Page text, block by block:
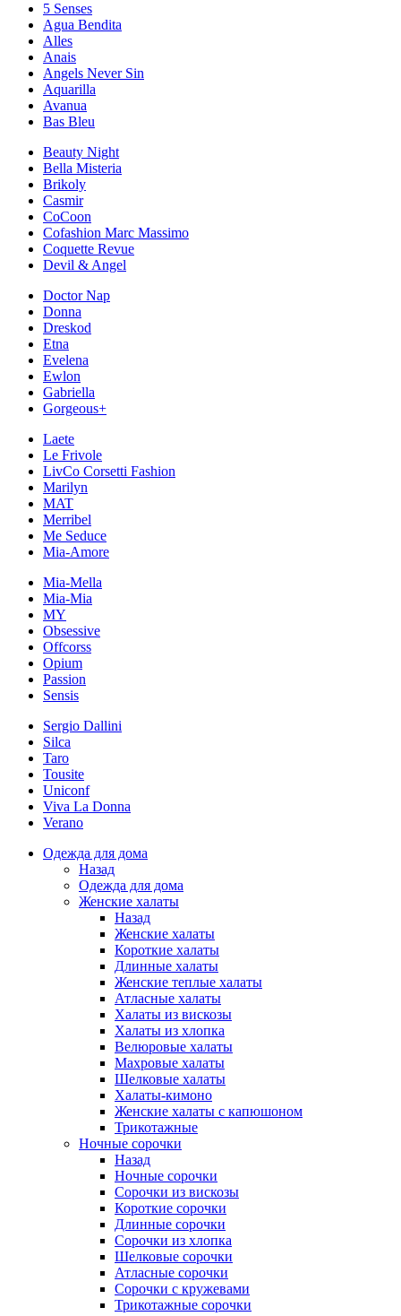
5 Senses
Agua Bendita
Alles
Anais
Angels Never Sin
Aquarilla
Avanua
Bas Bleu
Beauty Night
Bella Misteria
Brikoly
Casmir
CoCoon
Cofashion Marc Massimo
Coquette Revue
Devil & Angel
Doctor Nap
Donna
Dreskod
Etna
Evelena
Ewlon
Gabriella
Gorgeous+
Laete
Le Frivole
LivCo Corsetti Fashion
Marilyn
MAT
Merribel
Me Seduce
Mia-Amore
Mia-Mella
Mia-Mia
MY
Obsessive
Offcorss
Opium
Passion
Sensis
Sergio Dallini
Silca
Taro
Tousite
Uniconf
Viva La Donna
Verano
Одежда для дома
Назад
Одежда для дома
Женские халаты
Назад
Женские халаты
Короткие халаты
Длинные халаты
Женские теплые халаты
Атласные халаты
Халаты из вискозы
Халаты из хлопка
Велюровые халаты
Махровые халаты
Шелковые халаты
Халаты-кимоно
Женские халаты с капюшоном
Трикотажные
Ночные сорочки
Назад
Ночные сорочки
Сорочки из вискозы
Короткие сорочки
Длинные сорочки
Сорочки из хлопка
Шелковые сорочки
Атласные сорочки
Сорочки с кружевами
Трикотажные сорочки